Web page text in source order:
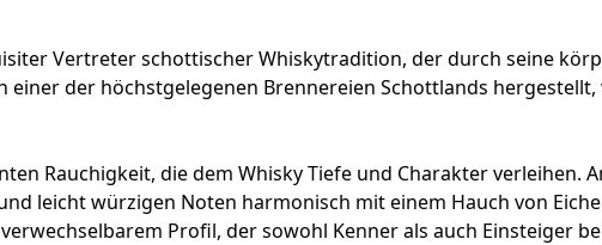
Vertreter schottischer Whiskytradition, der durch seine
der höchstgelegenen Brennereien Schottlands
Rauchigkeit, die dem Whisky Tiefe und Charakter verleihen.
leicht würzigen Noten harmonisch mit einem Hauch von
Profil, der sowohl Kenner als auch Einsteiger